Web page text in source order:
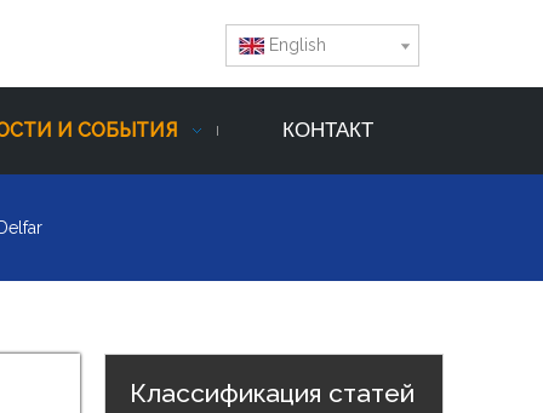
English
И СОБЫТИЯ КОНТАКТ
Классификация статей